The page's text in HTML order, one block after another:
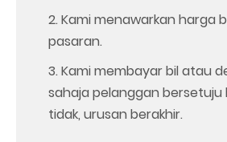
2. Kami menawarkan harga
pasaran.
3. Kami membayar bil atau
sahaja pelanggan bersetuju
tidak, urusan berakhir.